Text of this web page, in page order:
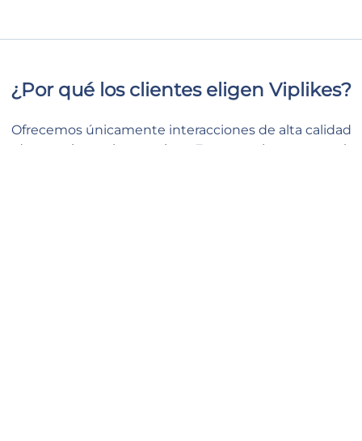
¿Por qué los clientes eligen Viplikes?
Ofrecemos únicamente interacciones de alta calidad
de usuarios reales y activos. Esto no solo aumentará